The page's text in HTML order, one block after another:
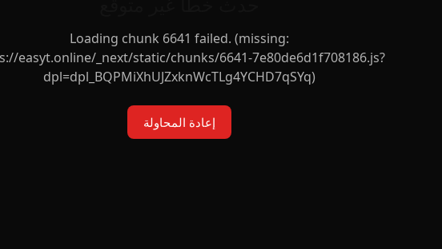
Loading chunk 6641 failed. (missing:
easyt.online/_next/static/chunks/6641-7e80de6d1f708186.js?
dpl=dpl_BQPMiXhUJZxknWcTLg4YCHD7qSYq)
إعادة المحاولة